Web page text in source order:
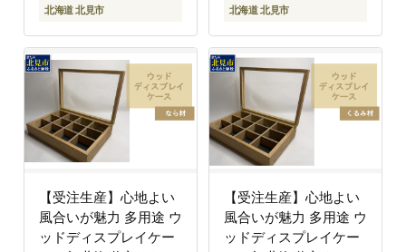
北海道 北見市 北海道 北見市
【受注生産】心地よい
風合いが魅力 多用途 ウ
ッドディスプレイケー
【受注生産】心地よい
風合いが魅力 多用途 ウ
ッドディスプレイケー